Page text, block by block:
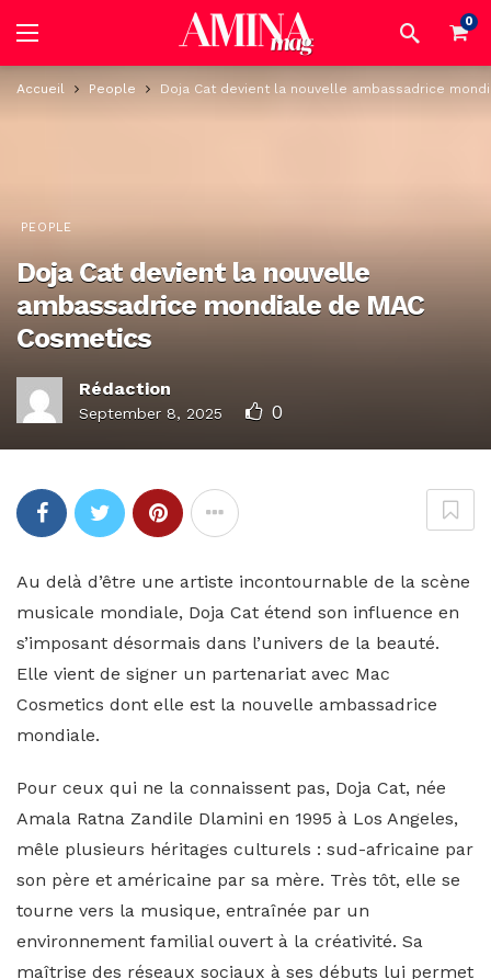
0
Accueil People Doja Cat devient la nouvelle ambassadrice
PEOPLE
Doja Cat devient la nouvelle
ambassadrice mondiale de MAC
Cosmetics
Rédaction
September 8, 2025 0
Au delà d’être une artiste incontournable de la scène
musicale mondiale, Doja Cat étend son influence en
s’imposant désormais dans l’univers de la beauté.
Elle vient de signer un partenariat avec Mac
Cosmetics dont elle est la nouvelle ambassadrice
mondiale.
Pour ceux qui ne la connaissent pas, Doja Cat, née
Amala Ratna Zandile Dlamini en 1995 à Los Angeles,
mêle plusieurs héritages culturels : sud-africaine par
son père et américaine par sa mère. Très tôt, elle se
tourne vers la musique, entraînée par un
environnement familial ouvert à la créativité. Sa
maîtrise des réseaux sociaux à ses débuts lui permet